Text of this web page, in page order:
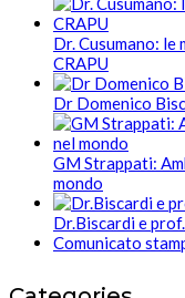
Dr. Cusumano: le
CRAPU
Dr Domenico
GM Strappati:
mondo
Dr.Biscardi e
Comunicato